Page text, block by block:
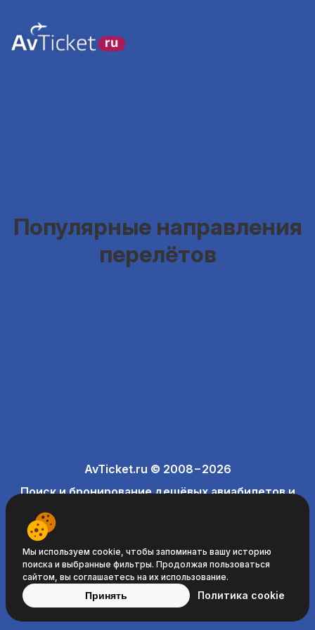
Популярные направления
перелётов
AvTicket.ru © 2008−2026
Поиск и бронирование дешёвых авиабилетов и
Мы используем cookie, чтобы запоминать вашу историю
поиска и выбранные фильтры. Продолжая пользоваться
сайтом, вы соглашаетесь на их использование.
Принять Политика cookie